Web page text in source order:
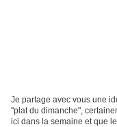
Je partage avec vous une
"plat du dimanche",
ici dans la semaine et que